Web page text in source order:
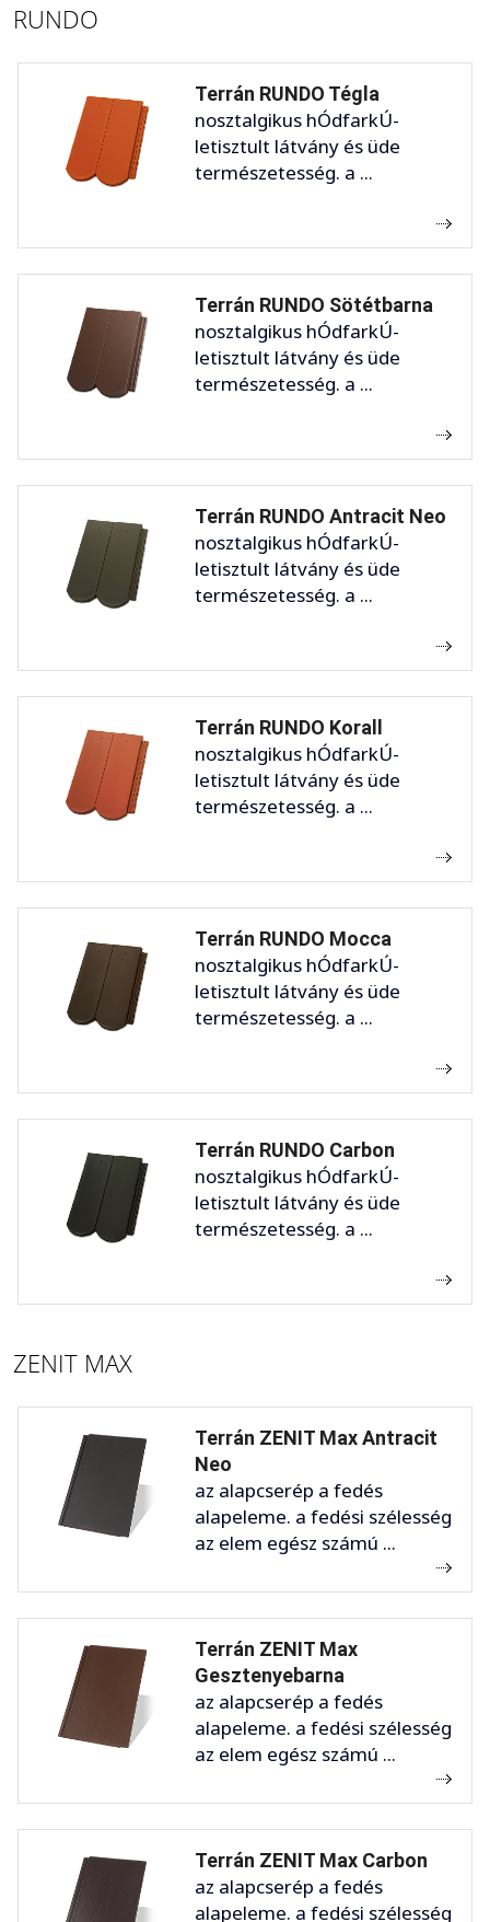
RUNDO
Terrán RUNDO Tégla
nosztalgikus hÓdfarkÚ-
letisztult látvány és üde
természetesség. a ...
Terrán RUNDO Sötétbarna
nosztalgikus hÓdfarkÚ-
letisztult látvány és üde
természetesség. a ...
Terrán RUNDO Antracit Neo
nosztalgikus hÓdfarkÚ-
letisztult látvány és üde
természetesség. a ...
Terrán RUNDO Korall
nosztalgikus hÓdfarkÚ-
letisztult látvány és üde
természetesség. a ...
Terrán RUNDO Mocca
nosztalgikus hÓdfarkÚ-
letisztult látvány és üde
természetesség. a ...
Terrán RUNDO Carbon
nosztalgikus hÓdfarkÚ-
letisztult látvány és üde
természetesség. a ...
ZENIT MAX
Terrán ZENIT Max Antracit
Neo
az alapcserép a fedés
alapeleme. a fedési szélesség
az elem egész számú ...
Terrán ZENIT Max
Gesztenyebarna
az alapcserép a fedés
alapeleme. a fedési szélesség
az elem egész számú ...
Terrán ZENIT Max Carbon
az alapcserép a fedés
alapeleme. a fedési szélesség